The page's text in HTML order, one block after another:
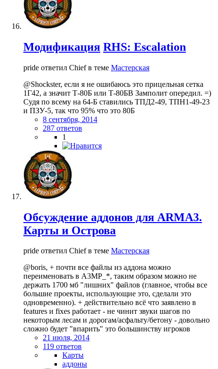
Модификация RHS: Escalation
pride ответил Chief в теме Мастерская
@Shockster, если я не ошибаюсь это прицельная сетка
1Г42, а значит Т-80Б или Т-80БВ Замполит опередил. =)
Судя по всему на 64-Б ставились ТПД2-49, ТПН1-49-23
и ПЗУ-5, так что 95% что это 80Б
8 сентября, 2014
287 ответов
1
Обсуждение аддонов для ARMA3.
Карты и Острова
pride ответил Chief в теме Мастерская
@boris, + почти все файлы из аддона можно
переименовать в A3MP_*, таким образом можно не
держать 1700 мб "лишних" файлов (главное, чтобы все
большие проекты, использующие это, сделали это
одновременно). + действительно всё что заявлено в
features и fixes работает - не чинит звуки шагов по
некоторым лесам и дорогам/асфальту/бетону - довольно
сложно будет "впарить" это большинству игроков
21 июля, 2014
119 ответов
Карты
аддоны